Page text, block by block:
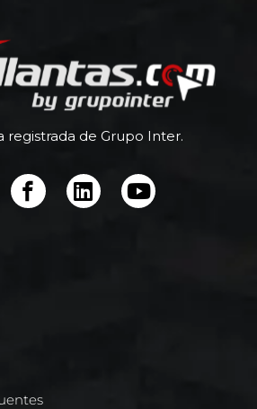
registrada de Grupo Inter.